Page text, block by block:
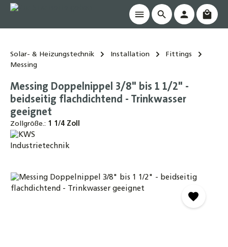
springen
Solar- & Heizungstechnik Installation
Fittings
Messing
Messing Doppelnippel 3/8" bis 1 1/2" -
beidseitig flachdichtend - Trinkwasser
geeignet
Zollgröße.: 1 1/4 Zoll
Bildergalerie überspringen